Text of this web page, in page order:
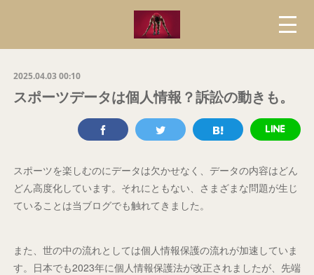
2025.04.03 00:10
スポーツデータは個人情報？訴訟の動きも。
スポーツを楽しむのにデータは欠かせなく、データの内容はどん
どん高度化しています。それにともない、さまざまな問題が生じ
ていることは当ブログでも触れてきました。
また、世の中の流れとしては個人情報保護の流れが加速していま
す。日本でも2023年に個人情報保護法が改正されましたが、先端